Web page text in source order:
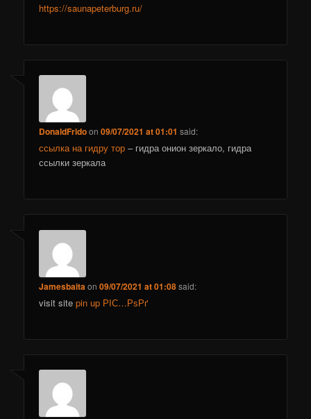
https://saunapeterburg.ru/
DonaldFridoon09/07/2021 at 01:01 said:
ссылка на гидру тор – гидра онион зеркало, гидра
ссылки зеркала
Jamesbaita on09/07/2021 at 01:08said:
visit sitepin up РІС…РѕРґ